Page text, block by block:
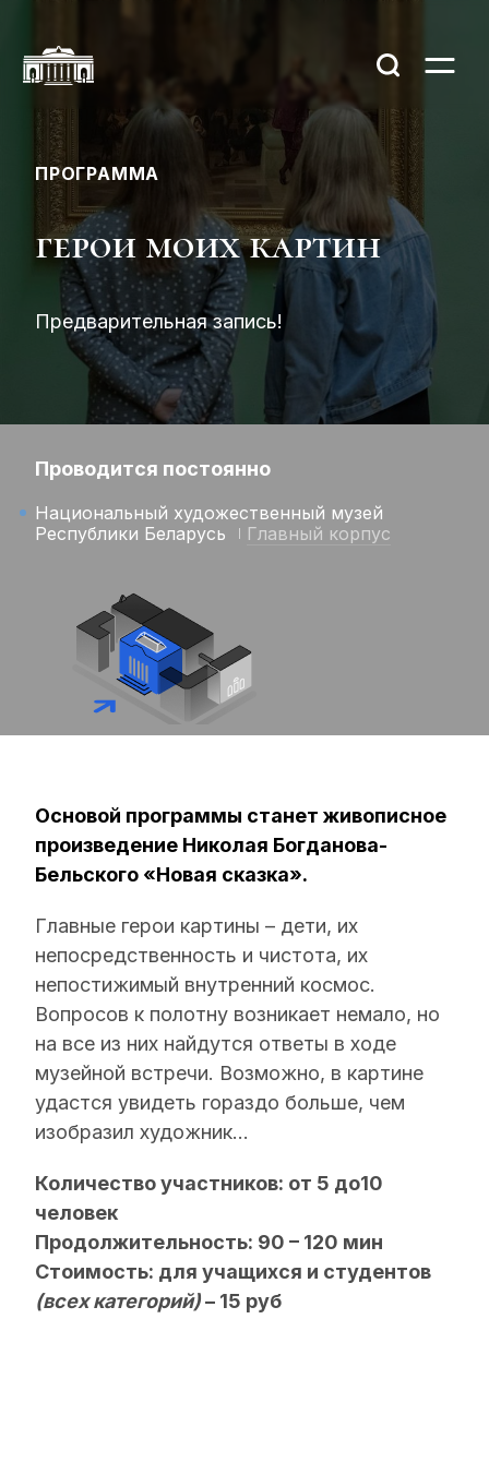
ПРОГРАММА
герои моих картин
Предварительная запись!
Проводится постоянно
Национальный художественный музей
Республики Беларусь
Главный корпус
Основой программы станет живописное
произведение Николая Богданова-
Бельского «Новая сказка».
Главные герои картины – дети, их
непосредственность и чистота, их
непостижимый внутренний космос.
Вопросов к полотну возникает немало, но
на все из них найдутся ответы в ходе
музейной встречи. Возможно, в картине
удастся увидеть гораздо больше, чем
изобразил художник…
Количество участников: от 5 до10
человек
Продолжительность: 90 – 120 мин
Стоимость: для учащихся и студентов
(всех категорий)– 15 руб